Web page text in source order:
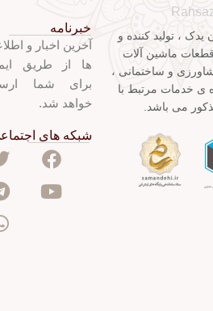
، تولید کننده و
ماشین آلات
و ساختمانی ،
ی خدمات مرتبط با
می باشد.
خبرنامه
آخرین اخبار و
ها از طریق
برای شما
خواهد شد.
شبکه های